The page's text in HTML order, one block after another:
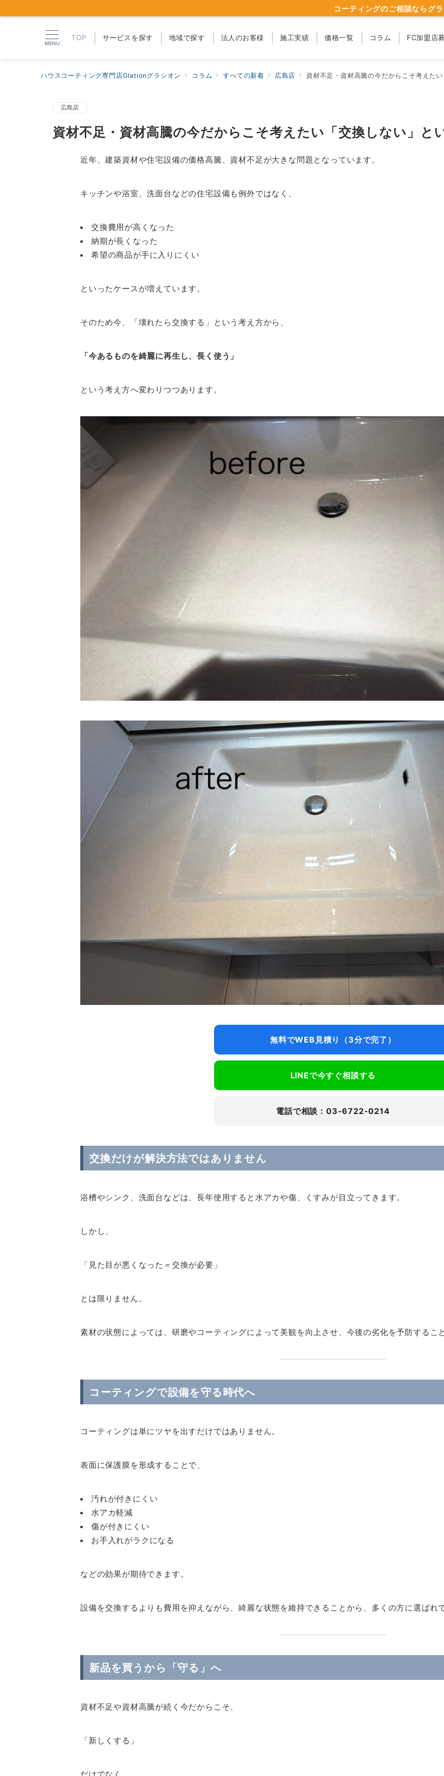
MENU
TOP サービスを探す 地域で探す 法人のお客様 施工実績 価格一覧 コラム FC加盟店
コーティングのご相談ならグ
ハウスコーティング専門店Glationグラシオン コラム すべての新着 広島店 資材不足・資材高騰の今だからこそ考えた
広島店
資材不足・資材高騰の今だからこそ考えたい「交換しない」と
近年、建築資材や住宅設備の価格高騰、資材不足が大きな問題となっています。
キッチンや浴室、洗面台などの住宅設備も例外ではなく、
交換費用が高くなった
納期が長くなった
希望の商品が手に入りにくい
といったケースが増えています。
そのため今、「壊れたら交換する」という考え方から、
「今あるものを綺麗に再生し、長く使う」
という考え方へ変わりつつあります。
無料でWEB見積り（3分で完了）
LINEで今すぐ相談する
電話で相談：03-6722-0214
交換だけが解決方法ではありません
浴槽やシンク、洗面台などは、長年使用すると水アカや傷、くすみが目立ってきます。
しかし、
「見た目が悪くなった＝交換が必要」
とは限りません。
素材の状態によっては、研磨やコーティングによって美観を向上させ、今後の劣化を予防するこ
コーティングで設備を守る時代へ
コーティングは単にツヤを出すだけではありません。
表面に保護膜を形成することで、
汚れが付きにくい
水アカ軽減
傷が付きにくい
お手入れがラクになる
などの効果が期待できます。
設備を交換するよりも費用を抑えながら、綺麗な状態を維持できることから、多くの方に選ばれ
新品を買うから「守る」へ
資材不足や資材高騰が続く今だからこそ、
「新しくする」
だけでなく、